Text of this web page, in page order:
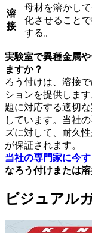
溶
接
母材を溶かし
化させること
する。
実験室で異種金属
ますか？
ろう付けは、溶接
ションを提供しま
題に対応する適切
しています。当社
ズに対して、耐久
が保証されます。
当社の専門家に今
なろう付けまたは
ビジュアル